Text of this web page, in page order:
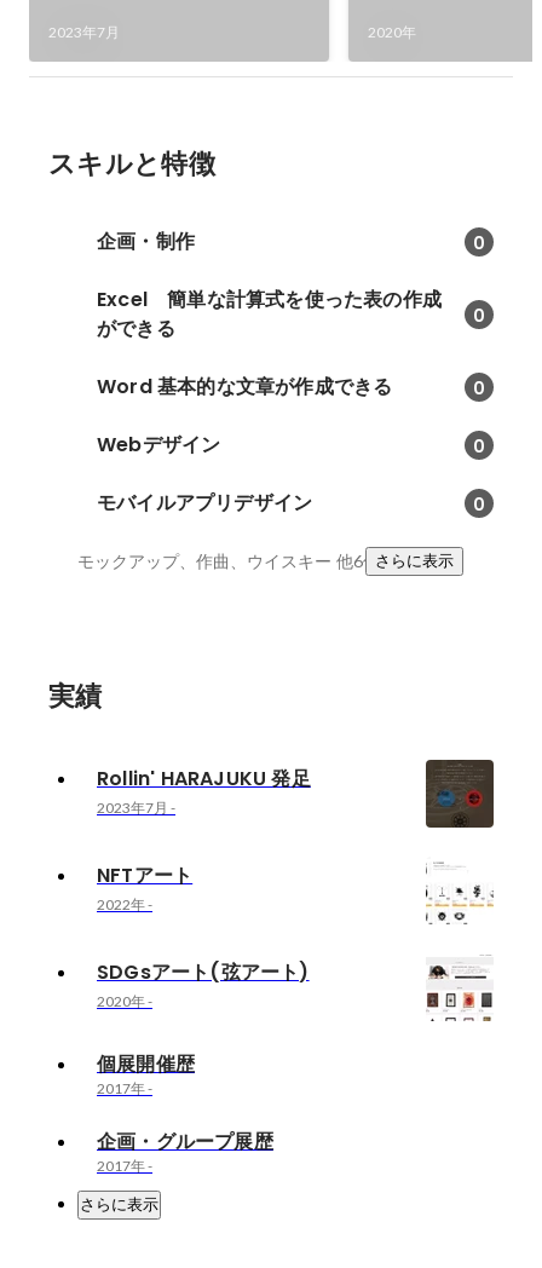
2023年7月 2020年
スキルと特徴
企画・制作 0
Excel 簡単な計算式を使った表の作成
ができる
0
Word 基本的な文章が作成できる 0
Webデザイン 0
モバイルアプリデザイン 0
モックアップ、作曲、ウイスキー 他6件さらに表示
実績
Rollin' HARAJUKU 発足
2023年7月 -
NFTアート
2022年-
SDGsアート(弦アート)
2020年-
個展開催歴
2017年-
企画・グループ展歴
2017年-
さらに表示